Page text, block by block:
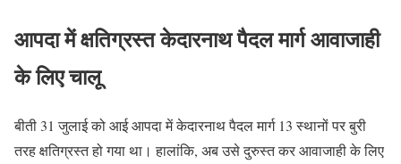
आपदा में क्षतिग्रस्त केदारनाथ पैदल मार्ग आवाजाही
के लिए चालू
बीती 31 जुलाई को आई आपदा में केदारनाथ पैदल मार्ग 13 स्थानों पर बुरी
तरह क्षतिग्रस्त हो गया था। हालांकि, अब उसे दुरुस्त कर आवाजाही के लिए